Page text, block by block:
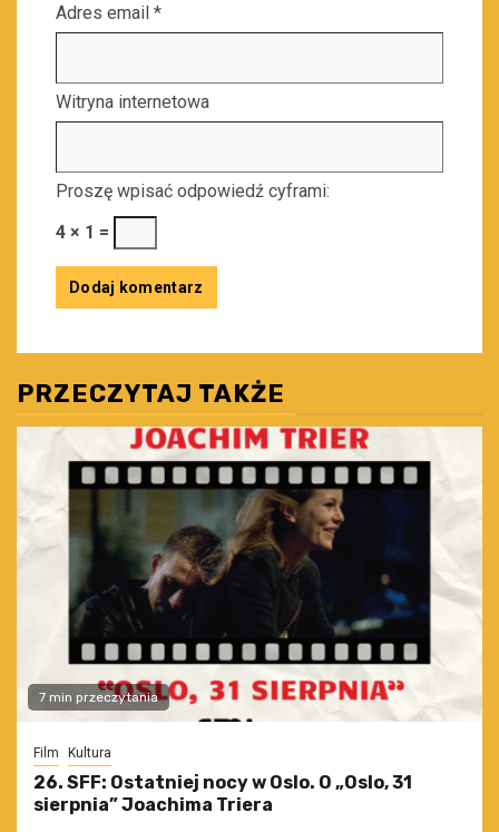
Adres email *
Witryna internetowa
Proszę wpisać odpowiedź cyframi:
4 × 1 =
PRZECZYTAJ TAKŻE
7 min przeczytania
Film Kultura
26. SFF: Ostatniej nocy w Oslo. O „Oslo, 31
sierpnia” Joachima Triera